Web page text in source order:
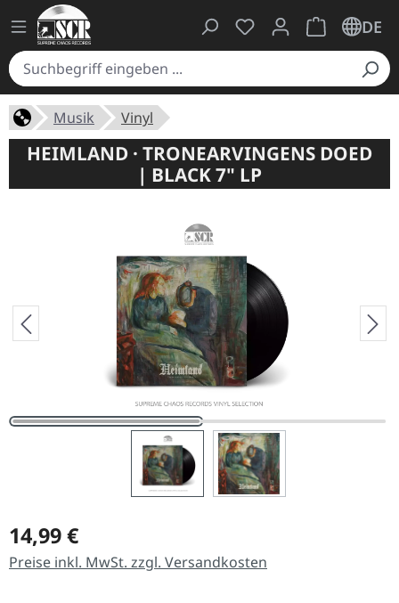
Du hast 0 Produkte
Warenkorb
DE
Musik Vinyl
HEIMLAND · TRONEARVINGENS DOED
| BLACK 7" LP
Regulärer Preis:
14,99 €
Preise inkl. MwSt. zzgl. Versandkosten